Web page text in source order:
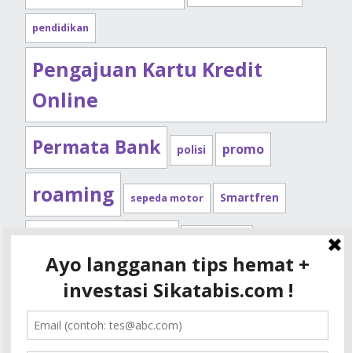
pendidikan
Pengajuan Kartu Kredit
Online
Permata Bank polisi promo
roaming sepeda motor Smartfren
Standard Chartered syarat kpr
Telkomsel tips kendaraan
tips kpr XL